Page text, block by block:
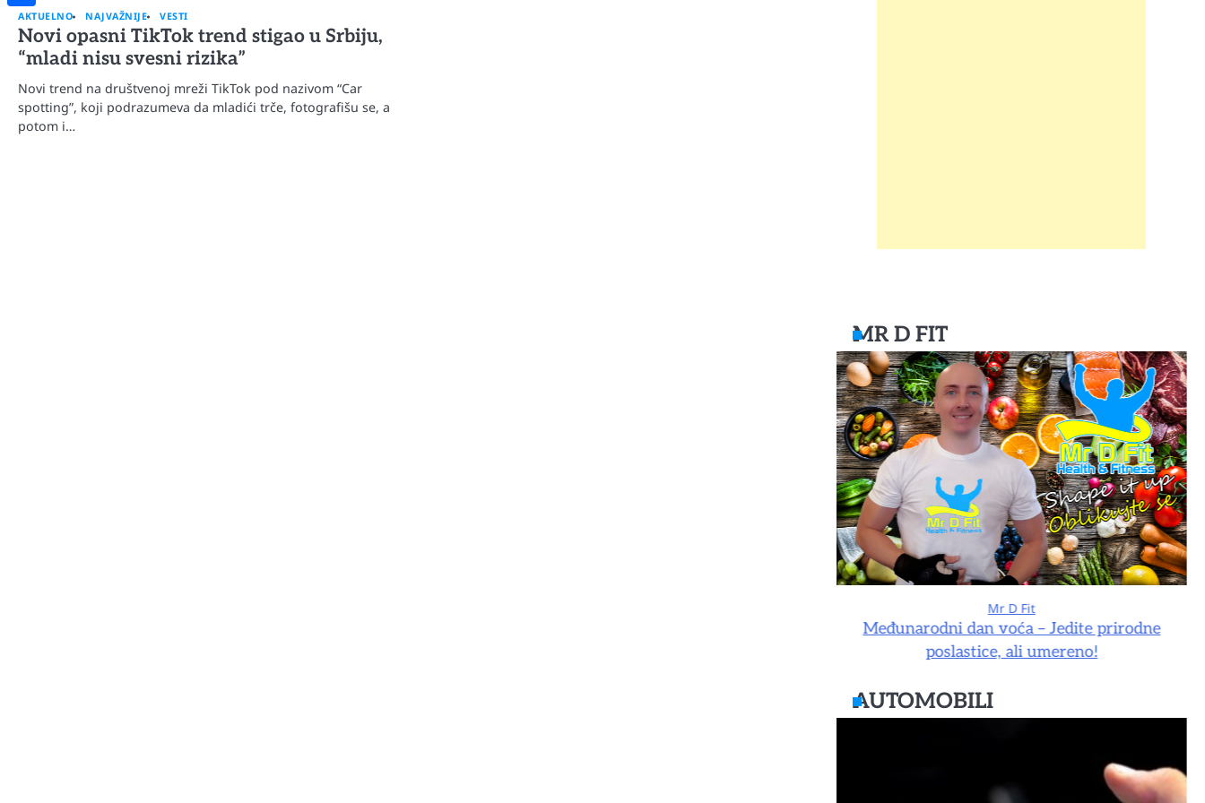
AKTUELNO NAJVAŽNIJE VESTI
Novi opasni TikTok trend stigao u Srbiju,
“mladi nisu svesni rizika”
Novi trend na društvenoj mreži TikTok pod nazivom “Car
spotting”, koji podrazumeva da mladići trče, fotografišu se, a
potom i…
MR D FIT
Mr D Fit
Međunarodni dan voća – Jedite prirodne
poslastice, ali umereno!
AUTOMOBILI
Share